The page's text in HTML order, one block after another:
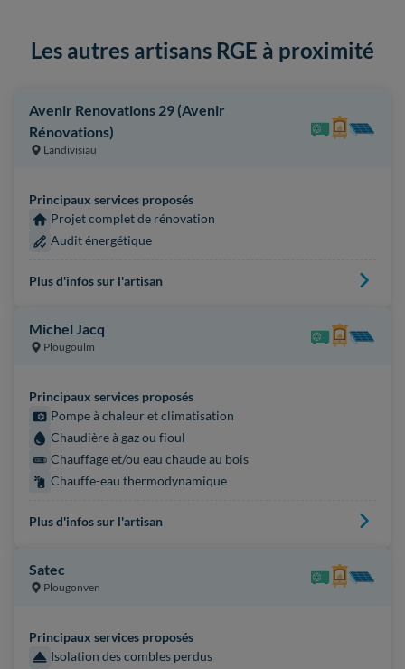
Les autres artisans RGE à proximité
Avenir Renovations 29 (Avenir
Rénovations)
Landivisiau
Principaux services proposés
Projet complet de rénovation
Audit énergétique
Plus d'infos sur l'artisan
Michel Jacq
Plougoulm
Principaux services proposés
Pompe à chaleur et climatisation
Chaudière à gaz ou fioul
Chauffage et/ou eau chaude au bois
Chauffe-eau thermodynamique
Plus d'infos sur l'artisan
Satec
Plougonven
Principaux services proposés
Isolation des combles perdus